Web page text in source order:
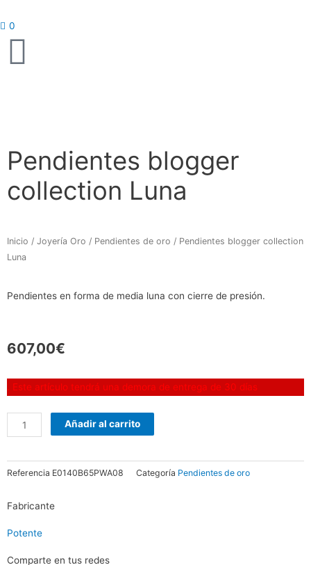
al
contenido
0
Pendientes blogger
collection Luna
Inicio / Joyería Oro / Pendientes de oro / Pendientes blogger collection
Luna
Pendientes en forma de media luna con cierre de presión.
607,00€
. Este artículo tendrá una demora de entrega de 30 días
Pendientes
collection
Luna
Añadir al carrito
Referencia E0140B65PWA08 Categoría Pendientes de oro
Fabricante
Potente
Comparte en tus redes